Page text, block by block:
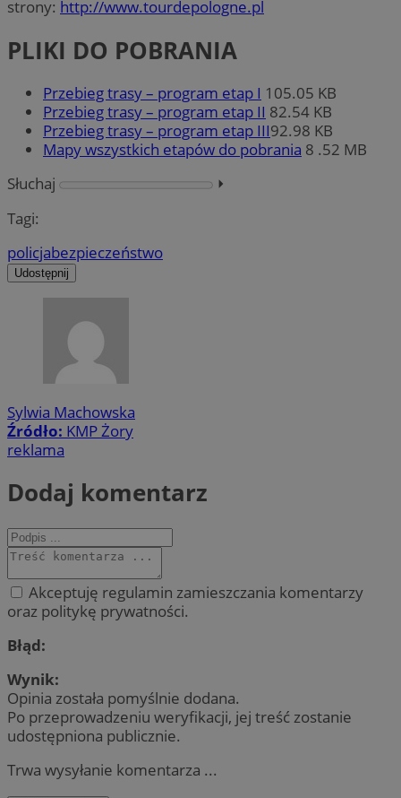
strony: http://www.tourdepologne.pl
PLIKI DO POBRANIA
Przebieg trasy – program etap I 105.05 KB
Przebieg trasy – program etap II 82.54 KB
Przebieg trasy – program etap III92.98 KB
Mapy wszystkich etapów do pobrania 8 .52 MB
Słuchaj
⏵︎
Tagi:
policjabezpieczeństwo
Udostępnij
Sylwia Machowska
Źródło: KMP Żory
reklama
Dodaj komentarz
Akceptuję regulamin zamieszczania komentarzy
oraz politykę prywatności.
Błąd:
Wynik:
Opinia została pomyślnie dodana.
Po przeprowadzeniu weryfikacji, jej treść zostanie
udostępniona publicznie.
Trwa wysyłanie komentarza ...